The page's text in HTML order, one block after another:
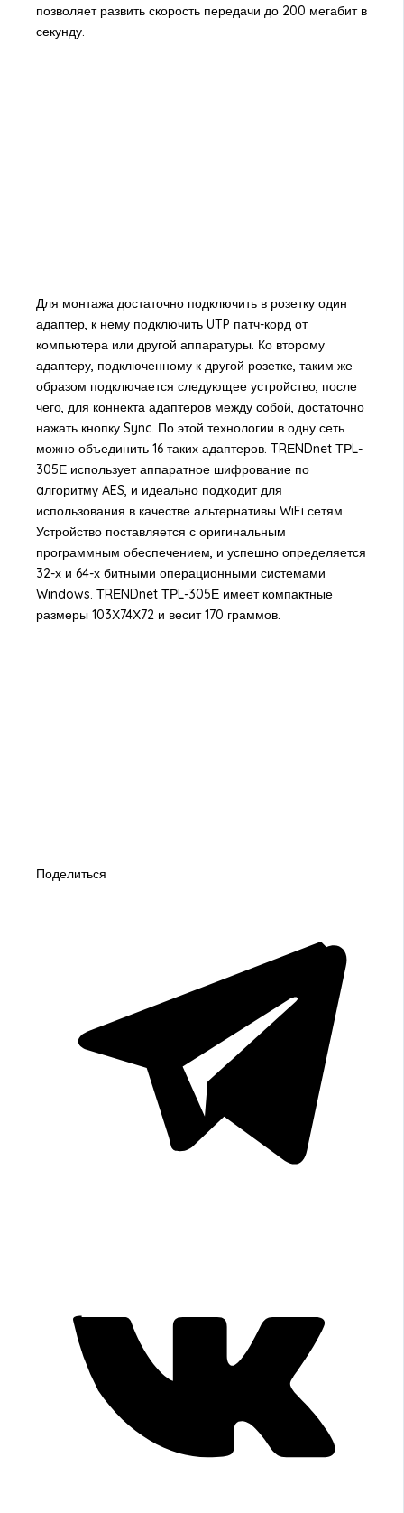
позволяет развить скорость передачи до 200 мегабит в
секунду.
Для монтажа достаточно подключить в розетку один
адаптер, к нему подключить UTP патч-корд от
компьютера или другой аппаратуры. Ко второму
адаптеру, подключенному к другой розетке, таким же
образом подключается следующее устройство, после
чего, для коннекта адаптеров между собой, достаточно
нажать кнопку Sync. По этой технологии в одну сеть
можно объединить 16 таких адаптеров. TRЕNDnet ТРL-
305Е использует аппаратное шифрование по
aлгоритму AES, и идеально подходит для
использования в качестве альтернативы WiFi сетям.
Устройство поставляется с оригинальным
программным обеспечением, и успешно определяется
32-х и 64-х битными операционными системами
Windows. ТRЕNDnet ТРL-305Е имеет компактные
размеры 103Х74Х72 и весит 170 граммов.
Поделиться